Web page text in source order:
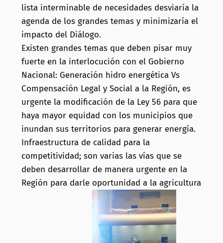
lista interminable de necesidades desviaría la
agenda de los grandes temas y minimizaría el
impacto del Diálogo.
Existen grandes temas que deben pisar muy
fuerte en la interlocución con el Gobierno
Nacional: Generación hidro energética Vs
Compensación Legal y Social a la Región, es
urgente la modificación de la Ley 56 para que
haya mayor equidad con los municipios que
inundan sus territorios para generar energía.
Infraestructura de calidad para la
competitividad; son varias las vías que se
deben desarrollar de manera urgente en la
Región para darle oportunidad a la agricultura